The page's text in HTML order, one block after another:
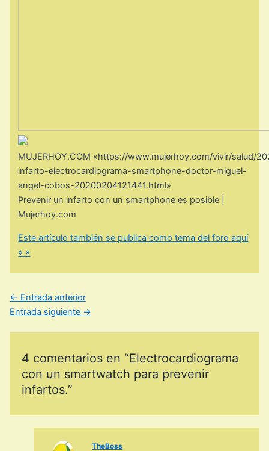
MUJERHOY.COM «https://www.mujerhoy.com/vivir/salud/
infarto-electrocardiograma-smartphone-doctor-miguel-
angel-cobos-20200204121441.html»
Prevenir un infarto con un smartphone es posible |
Mujerhoy.com
Este artículo también se publica como tema del foro aquí
» »
← Entrada anterior
Entrada siguiente →
4 comentarios en “Electrocardiograma
con un smartwatch para prevenir
infartos.”
TheBoss